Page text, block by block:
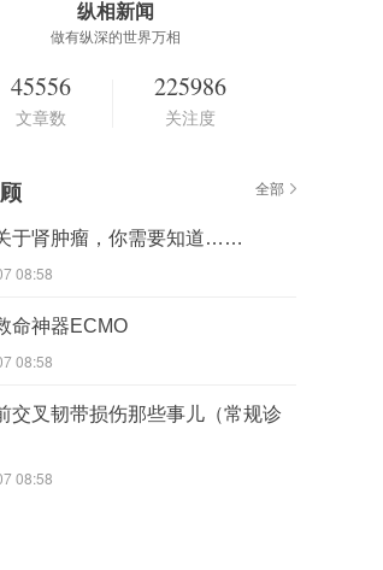
纵相新闻
做有纵深的世界万相
45556
文章数
225986
关注度
全部
于肾肿瘤，你需要知道……
08:58
命神器ECMO
08:58
交叉韧带损伤那些事儿（常规诊
08:58